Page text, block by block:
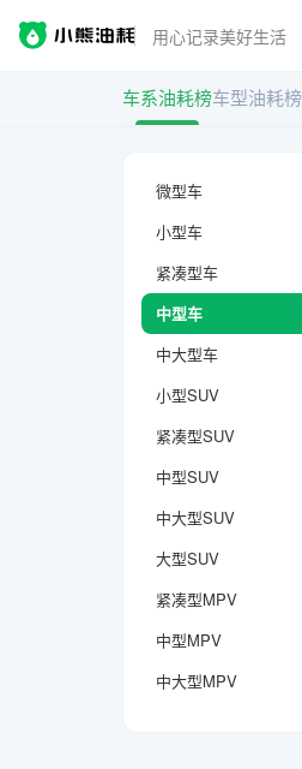
用心记录美好生活
车系油耗榜车型油耗榜
微型车
小型车
紧凑型车
中型车
中大型车
小型SUV
紧凑型SUV
中型SUV
中大型SUV
大型SUV
紧凑型MPV
中型MPV
中大型MPV